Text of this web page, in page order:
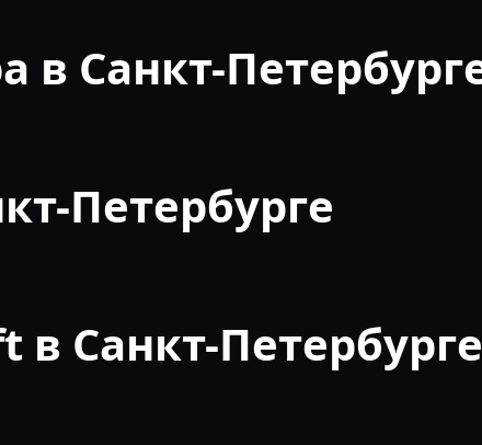
в Санкт-
Петербурге
в Санкт-Петербурге